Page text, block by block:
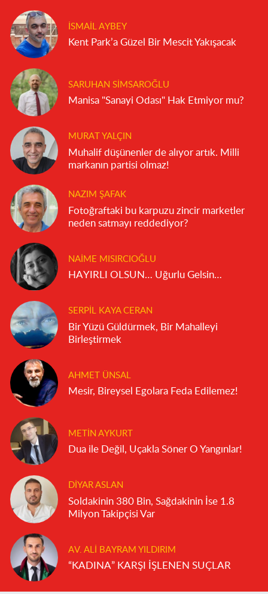
İSMAIL AYBEY
Kent Park’a Güzel Bir Mescit Yakışacak
SARUHAN SIMSAROĞLU
Manisa "Sanayi Odası" Hak Etmiyor mu?
MURAT YALÇIN
Muhalif düşünenler de alıyor artık. Milli
markanın partisi olmaz!
NAZIM ŞAFAK
Fotoğraftaki bu karpuzu zincir marketler
neden satmayı reddediyor?
NAIME MISIRCIOĞLU
HAYIRLI OLSUN… Uğurlu Gelsin…
SERPIL KAYA CERAN
Bir Yüzü Güldürmek, Bir Mahalleyi
Birleştirmek
AHMET ÜNSAL
Mesir, Bireysel Egolara Feda Edilemez!
METIN AYKURT
Dua ile Değil, Uçakla Söner O Yangınlar!
DIYAR ASLAN
Soldakinin 380 Bin, Sağdakinin İse 1.8
Milyon Takipçisi Var
AV. ALI BAYRAM YILDIRIM
“KADINA” KARŞI İŞLENEN SUÇLAR